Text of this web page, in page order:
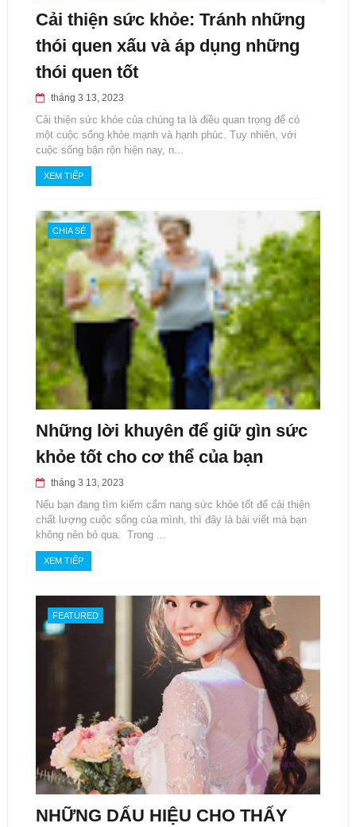
Cải thiện sức khỏe: Tránh những
thói quen xấu và áp dụng những
thói quen tốt
tháng 3 13, 2023
Cải thiện sức khỏe của chúng ta là điều quan trọng để có
một cuộc sống khỏe mạnh và hạnh phúc. Tuy nhiên, với
cuộc sống bận rộn hiện nay, n...
XEM TIẾP
CHIA SẺ
Những lời khuyên để giữ gìn sức
khỏe tốt cho cơ thể của bạn
tháng 3 13, 2023
Nếu bạn đang tìm kiếm cẩm nang sức khỏe tốt để cải thiện
chất lượng cuộc sống của mình, thì đây là bài viết mà bạn
không nên bỏ qua. Trong ...
XEM TIẾP
FEATURED
NHỮNG DẤU HIỆU CHO THẤY